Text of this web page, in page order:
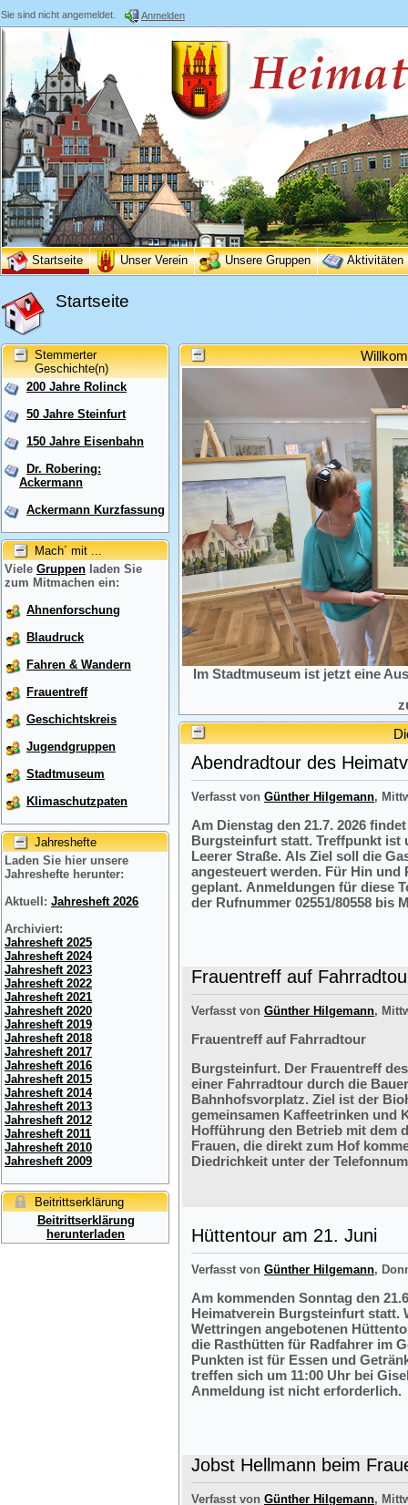
Sie sind nicht angemeldet. Anmelden
Startseite Unser Verein Unsere Gruppen Aktivitäten
Startseite
Stemmerter
Geschichte(n)
200 Jahre Rolinck
50 Jahre Steinfurt
150 Jahre Eisenbahn
Dr. Robering:
Ackermann
Ackermann Kurzfassung
Mach´ mit ...
Viele Gruppen laden Sie
zum Mitmachen ein:
Ahnenforschung
Blaudruck
Fahren & Wandern
Frauentreff
Geschichtskreis
Jugendgruppen
Stadtmuseum
Klimaschutzpaten
Jahreshefte
Laden Sie hier unsere
Jahreshefte herunter:
Aktuell: Jahresheft 2026
Archiviert:
Jahresheft 2025
Jahresheft 2024
Jahresheft 2023
Jahresheft 2022
Jahresheft 2021
Jahresheft 2020
Jahresheft 2019
Jahresheft 2018
Jahresheft 2017
Jahresheft 2016
Jahresheft 2015
Jahresheft 2014
Jahresheft 2013
Jahresheft 2012
Jahresheft 2011
Jahresheft 2010
Jahresheft 2009
Beitrittserklärung
Beitrittserklärung
herunterladen
Im Stadtmuseum ist jetzt eine
Abendradtour des
Verfasst von Günther Hilgemann,
Am Dienstag den 21.7. 2026
Burgsteinfurt statt. Treffpunkt ist
Leerer Straße. Als Ziel soll die
angesteuert werden. Für Hin und
geplant. Anmeldungen für diese
der Rufnummer 02551/80558 bis
Frauentreff auf
Verfasst von Günther Hilgemann,
Frauentreff auf Fahrradtour
Burgsteinfurt. Der Frauentreff
einer Fahrradtour durch die
Bahnhofsvorplatz. Ziel ist der
gemeinsamen Kaffeetrinken und
Hofführung den Betrieb mit dem
Frauen, die direkt zum Hof
Diedrichkeit unter der
Hüttentour am 21. Juni
Verfasst von Günther Hilgemann,
Am kommenden Sonntag den
Heimatverein Burgsteinfurt statt.
Wettringen angebotenen
die Rasthütten für Radfahrer im
Punkten ist für Essen und
treffen sich um 11:00 Uhr bei
Anmeldung ist nicht erforderlich.
Jobst Hellmann beim
Verfasst von Günther Hilgemann,